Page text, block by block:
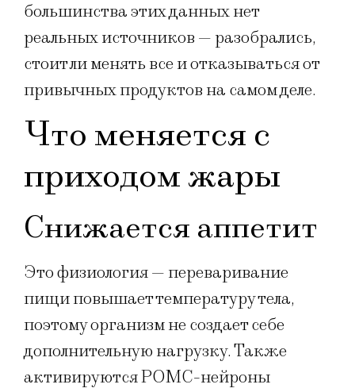
большинства этих данных нет
реальных источников — разобрались,
стоит ли менять все и отказываться от
привычных продуктов на самом деле.
Что меняется с
приходом жары
Снижается аппетит
Это физиология — переваривание
пищи повышает температуру тела,
поэтому организм не создает себе
дополнительную нагрузку. Также
активируются POMC-нейроны